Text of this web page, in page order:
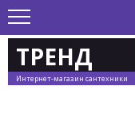
ТРЕНД
Интернет-магазин сантехники